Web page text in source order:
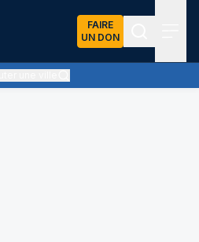
FAIRE
UN DON
- quasiment pas de nuages